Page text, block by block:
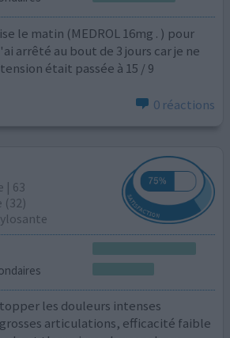
le matin (MEDROL 16mg . ) pour
arrêté au bout de 3 jours car je ne
était passée à 15 / 9
0 réactions
| 63
(32)
les douleurs intenses
articulations, efficacité faible